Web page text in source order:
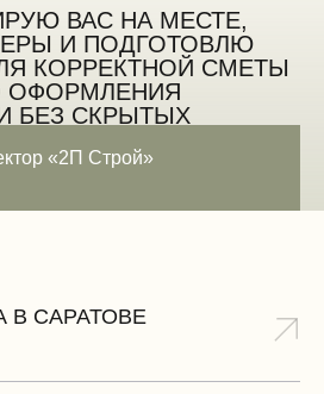
ВАС НА МЕСТЕ,
И ПОДГОТОВЛЮ
КОРРЕКТНОЙ СМЕТЫ
ОФОРМЛЕНИЯ
БЕЗ СКРЫТЫХ
«2П Строй»
В САРАТОВЕ